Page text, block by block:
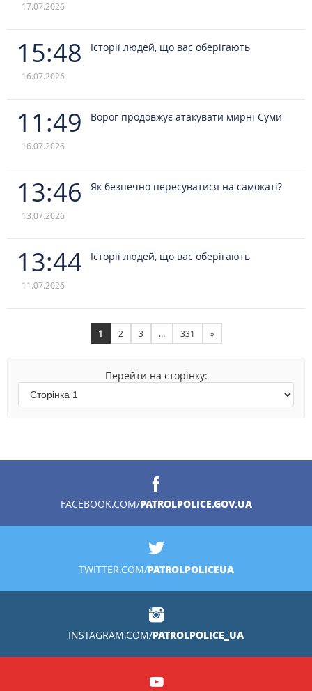
17.07.2026
15:48
16.07.2026
Історії людей, що вас оберігають
11:49
16.07.2026
Ворог продовжує атакувати мирні Суми
13:46
13.07.2026
Як безпечно пересуватися на самокаті?
13:44
11.07.2026
Історії людей, що вас оберігають
1 2 3 … 331 »
Перейти на сторінку:
FACEBOOK.COM/PATROLPOLICE.GOV.UA
TWITTER.COM/PATROLPOLICEUA
INSTAGRAM.COM/PATROLPOLICE_UA